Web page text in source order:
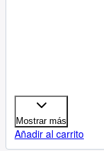
Mostrar más
Añadir al carrito